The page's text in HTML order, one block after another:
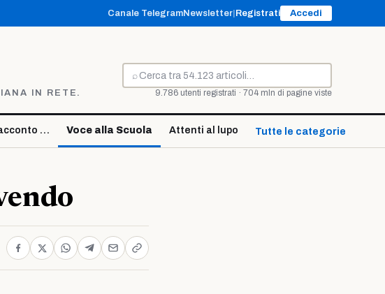
Canale TelegramNewsletter Registrati Accedi
IN RETE.
⌕
Cerca
9.786 utenti registrati · 704 mln di pagine viste
… Voce alla Scuola Attenti al lupo Tutte le categorie ↓